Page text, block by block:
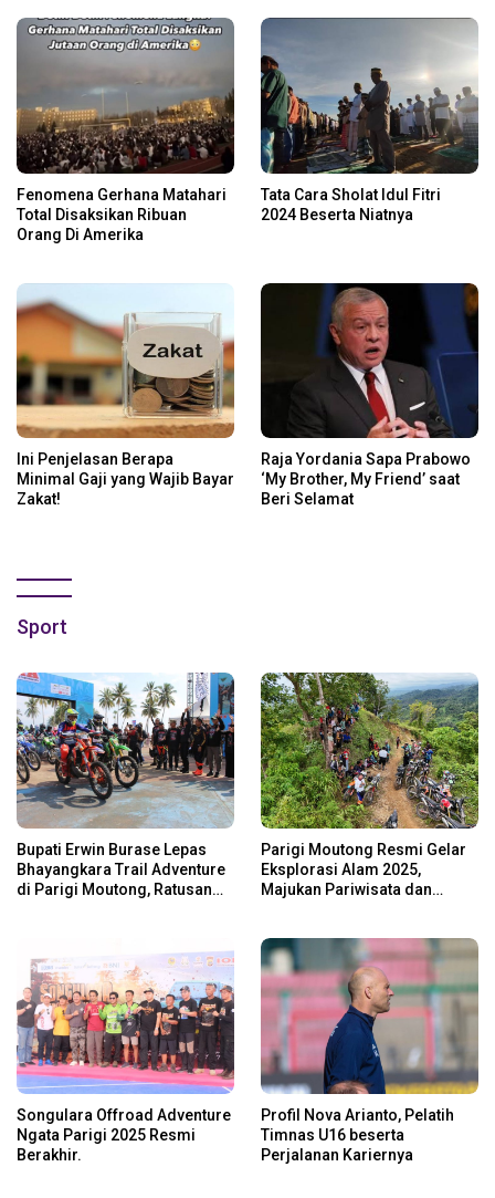
Fenomena Gerhana Matahari
Total Disaksikan Ribuan
Orang Di Amerika
Tata Cara Sholat Idul Fitri
2024 Beserta Niatnya
Ini Penjelasan Berapa
Minimal Gaji yang Wajib Bayar
Zakat!
Raja Yordania Sapa Prabowo
‘My Brother, My Friend’ saat
Beri Selamat
Sport
Bupati Erwin Burase Lepas
Bhayangkara Trail Adventure
di Parigi Moutong, Ratusan
Parigi Moutong Resmi Gelar
Eksplorasi Alam 2025,
Majukan Pariwisata dan
Songulara Offroad Adventure
Ngata Parigi 2025 Resmi
Berakhir.
Profil Nova Arianto, Pelatih
Timnas U16 beserta
Perjalanan Kariernya